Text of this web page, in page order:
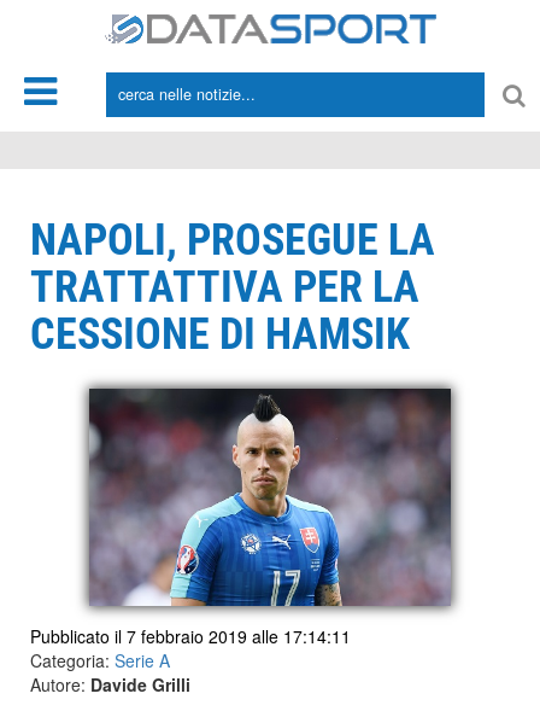
NAPOLI, PROSEGUE LA
TRATTATTIVA PER LA
CESSIONE DI HAMSIK
Pubblicato il 7 febbraio 2019 alle 17:14:11
Categoria: Serie A
Autore: Davide Grilli